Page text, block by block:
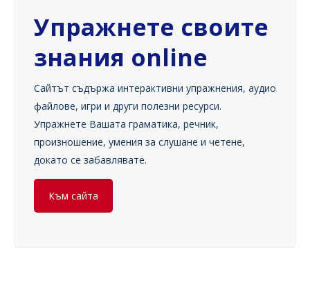
Упражнете своите
знания online
Сайтът съдържа интерактивни упражнения, аудио
файлове, игри и други полезни ресурси.
Упражнете Вашата граматика, речник,
произношение, умения за слушане и четене,
докато се забавлявате.
Към сайта